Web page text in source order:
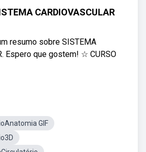
CARDIOVASCULAR
resumo sobre SISTEMA
Espero que gostem! ☆ CURSO
GIF